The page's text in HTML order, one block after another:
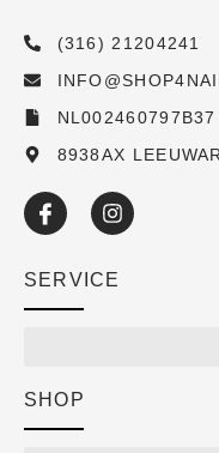
(316) 21204241
NL002460797B37
8938AX
SERVICE
SHOP